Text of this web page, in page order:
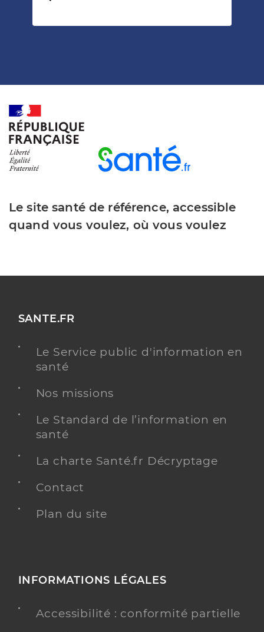
Temps de lecture
Le site santé de référence, accessible
quand vous voulez, où vous voulez
SANTE.FR
Le Service public d'information en
santé
Nos missions
Le Standard de l’information en
santé
La charte Santé.fr Décryptage
Contact
Plan du site
INFORMATIONS LÉGALES
Accessibilité : conformité partielle